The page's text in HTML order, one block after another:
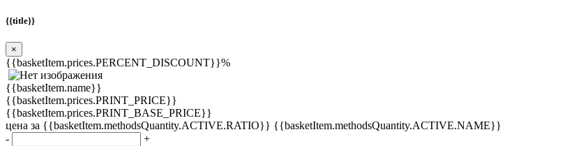
{{title}}
×
{{basketItem.prices.PERCENT_DISCOUNT}}%
{{basketItem.name}}
{{basketItem.prices.PRINT_PRICE}}
{{basketItem.prices.PRINT_BASE_PRICE}}
цена за {{basketItem.methodsQuantity.ACTIVE.RATIO}} {{basketItem.methodsQuantity.ACTIVE.NAME}}
-
+